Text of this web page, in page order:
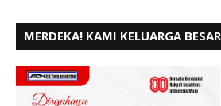
MERDEKA! KAMI KELUARGA